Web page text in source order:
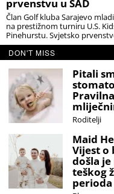
prvenstvu u SAD
Član Golf kluba Sarajevo
na prestižnom turniru U.S.
Pinehurstu. Svjetsko
©
Sva prava zadržana.
DON'T MISS
Pitali
Roditelji
Maid
Vijest o
došla
teškog
perioda